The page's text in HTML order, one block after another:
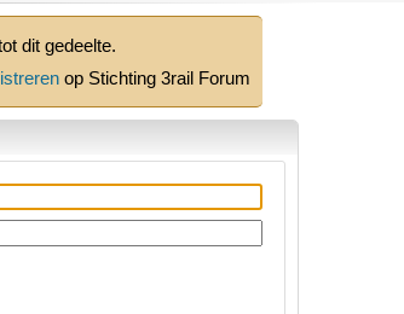
dit gedeelte.
op Stichting 3rail Forum